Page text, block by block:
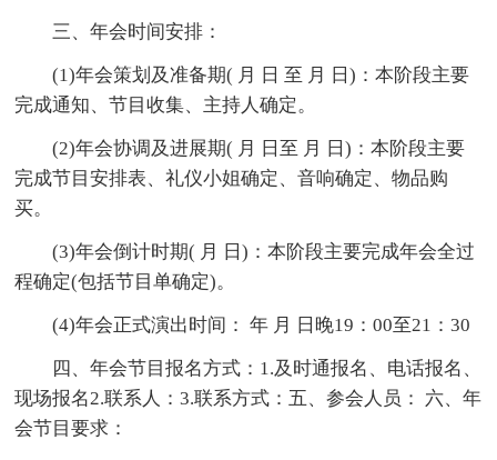
三、年会时间安排：
(1)年会策划及准备期( 月 日 至 月 日)：本阶段主要
完成通知、节目收集、主持人确定。
(2)年会协调及进展期( 月 日至 月 日)：本阶段主要
完成节目安排表、礼仪小姐确定、音响确定、物品购
买。
(3)年会倒计时期( 月 日)：本阶段主要完成年会全过
程确定(包括节目单确定)。
(4)年会正式演出时间： 年 月 日晚19：00至21：30
四、年会节目报名方式：1.及时通报名、电话报名、
现场报名2.联系人：3.联系方式：五、参会人员： 六、年
会节目要求：